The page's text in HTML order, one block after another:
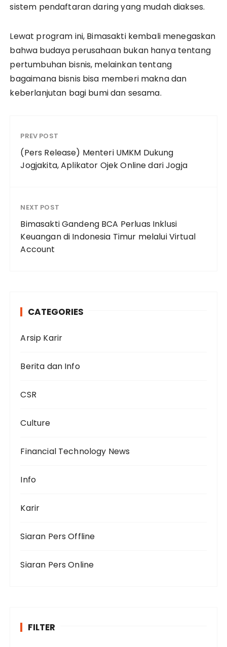
sistem pendaftaran daring yang mudah diakses.
Lewat program ini, Bimasakti kembali menegaskan
bahwa budaya perusahaan bukan hanya tentang
pertumbuhan bisnis, melainkan tentang
bagaimana bisnis bisa memberi makna dan
keberlanjutan bagi bumi dan sesama.
PREV POST
(Pers Release) Menteri UMKM Dukung
Jogjakita, Aplikator Ojek Online dari Jogja
NEXT POST
Bimasakti Gandeng BCA Perluas Inklusi
Keuangan di Indonesia Timur melalui Virtual
Account
CATEGORIES
Arsip Karir
Berita dan Info
CSR
Culture
Financial Technology News
Info
Karir
Siaran Pers Offline
Siaran Pers Online
FILTER